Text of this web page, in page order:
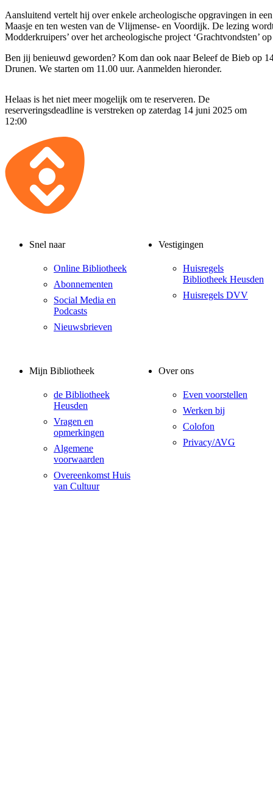
Aansluitend vertelt hij over enkele archeologische opgravingen in
Maasje en ten westen van de Vlijmense- en Voordijk. De lezing
Modderkruipers’ over het archeologische project ‘Grachtvondsten’
Ben jij benieuwd geworden? Kom dan ook naar Beleef de Bieb op
Drunen. We starten om 11.00 uur. Aanmelden hieronder.
Helaas is het niet meer mogelijk om te reserveren. De
reserveringsdeadline is verstreken op zaterdag 14 juni 2025 om
12:00
Snel naar
Online Bibliotheek
Abonnementen
Social Media en
Podcasts
Nieuwsbrieven
Vestigingen
Huisregels
Bibliotheek Heusden
Huisregels DVV
Mijn Bibliotheek
de Bibliotheek
Heusden
Vragen en
opmerkingen
Algemene
voorwaarden
Overeenkomst Huis
van Cultuur
Over ons
Even voorstellen
Werken bij
Colofon
Privacy/AVG